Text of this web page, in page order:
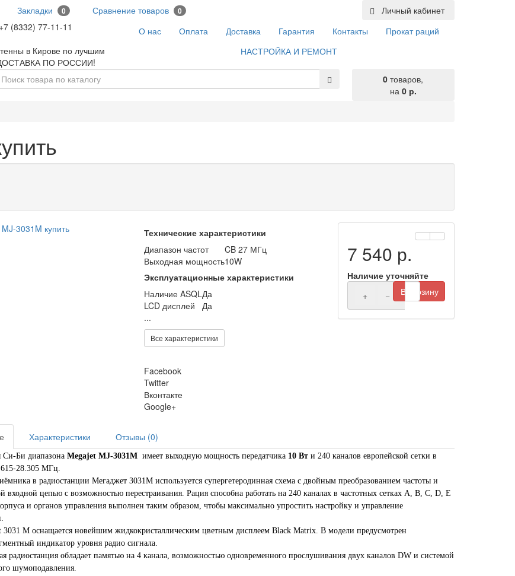
Личный кабинет
Закладки 0 Сравнение товаров 0
+7 (8332) 77-11-11
в Кирове по лучшим
ПО РОССИИ!
О нас Оплата Доставка Гарантия Контакты
Прокат раций
НАСТРОЙКА И РЕМОНТ
0 товаров,
на 0 р.
Технические характеристики
Диапазон частот
CB 27 МГц
Выходная мощность10W
Эксплуатационные характеристики
Наличие ASQLДа
LCD дисплей
Да
...
Все характеристики
Facebook
Twitter
Вконтакте
Google+
7 540 р.
Наличие уточняйте
+
− В корзину
Характеристики Отзывы (0)
Си-Би диапазона Megajet MJ-3031M имеет выходную мощность передатчика 10 Вт и 240 каналов европейской сетки в
28.305 МГц.
в радиостанции Мегаджет 3031М используется супергетеродинная схема с двойным преобразованием частоты и
входной цепью с возможностью перестраивания. Рация способна работать на 240 каналах в частотных сетках A, B, C, D, Е
и органов управления выполнен таким образом, чтобы максимально упростить настройку и управление
3031 M оснащается новейшим жидкокристаллическим цветным дисплеем Black Matrix. В модели предусмотрен
индикатор уровня радио сигнала.
радиостанция обладает памятью на 4 канала, возможностью одновременного прослушивания двух каналов DW и системой
шумоподавления.